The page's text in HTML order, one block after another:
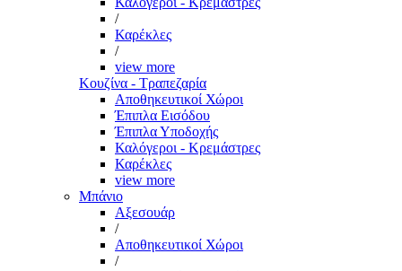
/
Καρέκλες
/
view more
Κουζίνα - Τραπεζαρία
Αποθηκευτικοί Χώροι
Έπιπλα Εισόδου
Έπιπλα Υποδοχής
Καλόγεροι - Κρεμάστρες
Καρέκλες
view more
Μπάνιο
Αξεσουάρ
/
Αποθηκευτικοί Χώροι
/